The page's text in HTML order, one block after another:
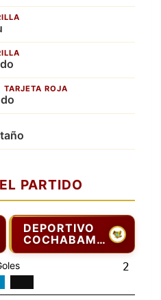
ROJA
PARTIDO
DEPORTIVO
COCHABAMBA
2